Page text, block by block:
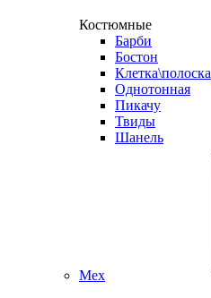
Костюмные
Барби
Бостон
Клетка\полоска
Однотонная
Пикачу
Твиды
Шанель
Мех